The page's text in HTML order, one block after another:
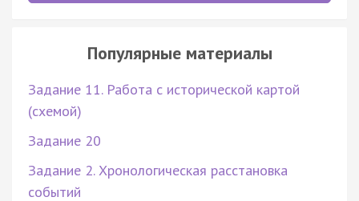
Популярные материалы
Задание 11. Работа с исторической картой
(схемой)
Задание 20
Задание 2. Хронологическая расстановка
событий